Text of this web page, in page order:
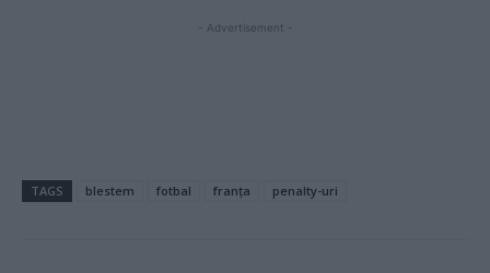
- Advertisement -
TAGS blestem fotbal franța penalty-uri